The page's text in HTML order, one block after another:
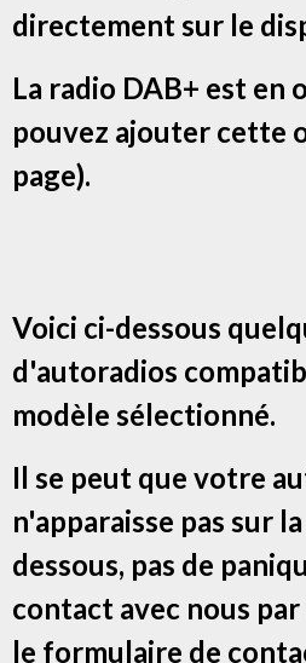
directement sur le
La radio DAB+ est en
pouvez ajouter cette
page).
Voici ci-dessous
d'autoradios
modèle sélectionné.
Il se peut que votre
n'apparaisse pas sur
dessous, pas de
contact avec nous
le formulaire de